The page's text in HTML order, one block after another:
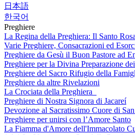
日本語
한국어
Preghiere
La Regina della Preghiera: Il Santo
Varie Preghiere, Consacrazioni ed
Preghiere da Gesù il Buon Pastore ad
Preghiere per la Divina Preparazione
Preghiere del Sacro Rifugio della
Preghiere da altre Rivelazioni
La Crociata della Preghiera
Preghiere di Nostra Signora di Jacareí
Devozione al Sacratissimo Cuore di
Preghiere per unirsi con l’Amore Santo
La Fiamma d'Amore dell'Immacolato